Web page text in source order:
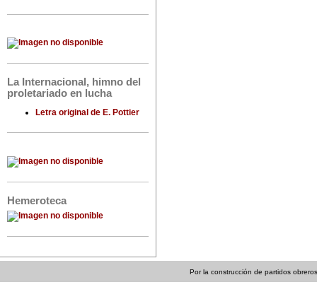
La Internacional, himno del
proletariado en lucha
Letra original de E. Pottier
Hemeroteca
Por la construcción de partidos